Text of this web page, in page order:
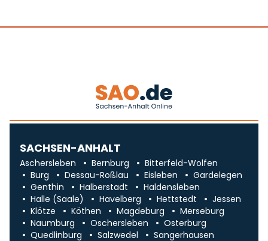
SACHSEN-ANHALT
Aschersleben Bernburg
Bitterfeld-Wolfen
Burg
Dessau-Roßlau Eisleben
Gardelegen
Genthin
Halberstadt
Haldensleben
Halle (Saale)
Havelberg Hettstedt
Jessen
Klötze
Köthen Magdeburg
Merseburg
Naumburg
Oschersleben
Osterburg
Quedlinburg
Salzwedel
Sangerhausen